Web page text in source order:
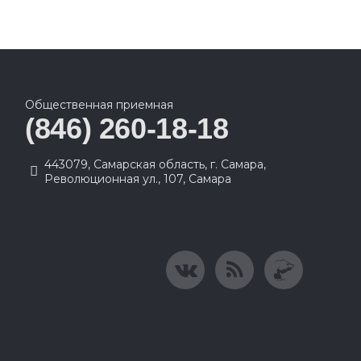
Общественная приемная
(846) 260-18-18
443079, Самарская область, г. Самара,
Революционная ул., 107, Самара